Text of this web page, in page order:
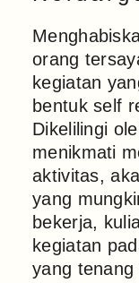
orang
kegiatan
bentuk self
Dikelilingi
menikmati
aktivitas,
yang
bekerja,
kegiatan
yang